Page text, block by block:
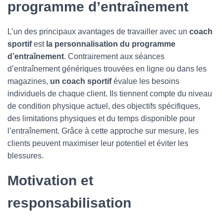
programme d’entraînement
L’un des principaux avantages de travailler avec un coach
sportifest la personnalisation du programme
d’entraînement. Contrairement aux séances
d’entraînement génériques trouvées en ligne ou dans les
magazines, un coach sportifévalue les besoins
individuels de chaque client. Ils tiennent compte du niveau
de condition physique actuel, des objectifs spécifiques,
des limitations physiques et du temps disponible pour
l’entraînement. Grâce à cette approche sur mesure, les
clients peuvent maximiser leur potentiel et éviter les
blessures.
Motivation et
responsabilisation